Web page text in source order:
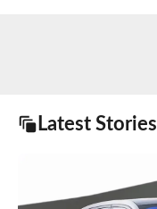
Latest Stories